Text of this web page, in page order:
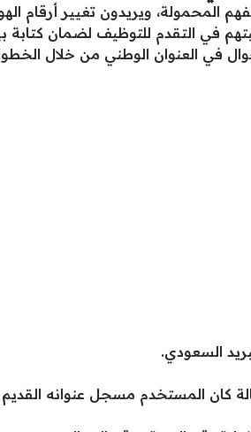
المحمولة، ويريدون تغيير أرقام
في التقدم للتوظيف لضمان
في العنوان الوطني من خلال
السعودي.
كان المستخدم مسجل عنوانه